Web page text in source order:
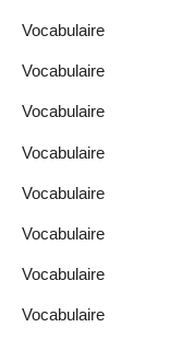
Vocabulaire
Vocabulaire
Vocabulaire
Vocabulaire
Vocabulaire
Vocabulaire
Vocabulaire
Vocabulaire